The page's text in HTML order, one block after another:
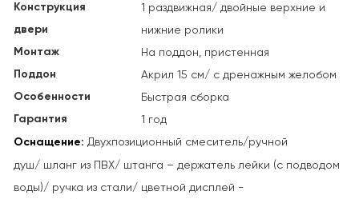
Конструкция
двери
1 раздвижная/ двойные верхние и
нижние ролики
Монтаж На поддон, пристенная
Поддон Акрил 15 см/ с дренажным желобом
Особенности Быстрая сборка
Гарантия 1 год
Оснащение: Двухпозиционный смеситель/ручной
душ/ шланг из ПВХ/ штанга – держатель лейки (с подводом
воды)/ ручка из стали/ цветной дисплей -